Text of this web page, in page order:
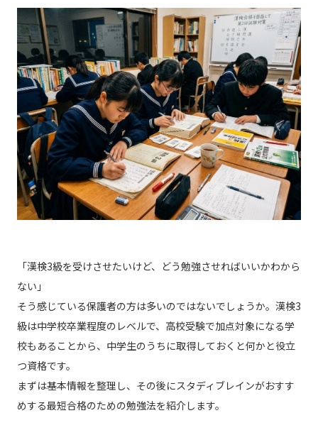
「漢検3級を受けさせたいけど、どう勉強させればいいかわから
ない」
そう感じている保護者の方は多いのではないでしょうか。漢検3
級は中学校卒業程度のレベルで、高校受験で加点対象になる学
校もあることから、中学生のうちに取得しておくと何かと役立
つ資格です。
まずは基本情報を整理し、その後にスタディブレインがおすす
めする最短合格のための勉強法を紹介します。